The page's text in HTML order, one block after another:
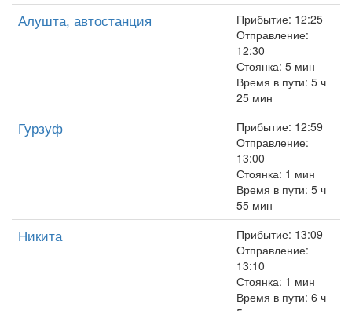
Алушта, автостанция
Прибытие: 12:25
Отправление:
12:30
Стоянка: 5 мин
Время в пути: 5 ч
25 мин
Гурзуф
Прибытие: 12:59
Отправление:
13:00
Стоянка: 1 мин
Время в пути: 5 ч
55 мин
Никита
Прибытие: 13:09
Отправление:
13:10
Стоянка: 1 мин
Время в пути: 6 ч